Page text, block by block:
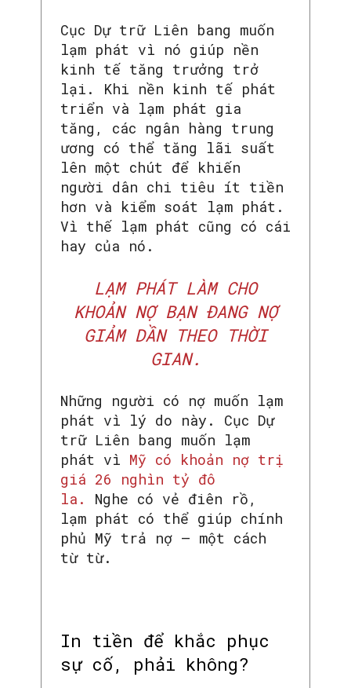
Cục Dự trữ Liên bang muốn
lạm phát vì nó giúp nền
kinh tế tăng trưởng trở
lại. Khi nền kinh tế phát
triển và lạm phát gia
tăng, các ngân hàng trung
ương có thể tăng lãi suất
lên một chút để khiến
người dân chi tiêu ít tiền
hơn và kiểm soát lạm phát.
Vì thế lạm phát cũng có cái
hay của nó.
LẠM PHÁT LÀM CHO
KHOẢN NỢ BẠN ĐANG NỢ
GIẢM DẦN THEO THỜI
GIAN.
Những người có nợ muốn lạm
phát vì lý do này. Cục Dự
trữ Liên bang muốn lạm
phát vì Mỹ có khoản nợ trị
giá 26 nghìn tỷ đô
la. Nghe có vẻ điên rồ,
lạm phát có thể giúp chính
phủ Mỹ trả nợ – một cách
từ từ.
In tiền để khắc phục
sự cố, phải không?